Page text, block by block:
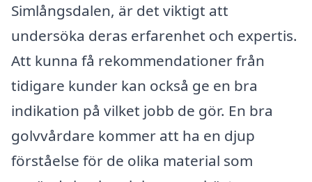
Simlångsdalen, är det viktigt att
undersöka deras erfarenhet och expertis.
Att kunna få rekommendationer från
tidigare kunder kan också ge en bra
indikation på vilket jobb de gör. En bra
golvvårdare kommer att ha en djup
förståelse för de olika material som